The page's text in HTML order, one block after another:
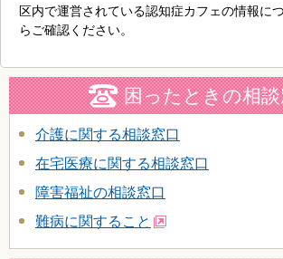
区内で運営されている認知症カフェの情報につ
らご確認ください。
困ったときの相
介護に関する相談窓口
在宅医療に関する相談窓口
障害福祉の相談窓口
難病に関すること